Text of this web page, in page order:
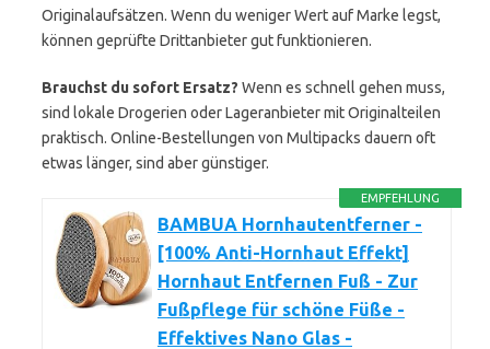
Originalaufsätzen. Wenn du weniger Wert auf Marke legst,
können geprüfte Drittanbieter gut funktionieren.
Brauchst du sofort Ersatz? Wenn es schnell gehen muss,
sind lokale Drogerien oder Lageranbieter mit Originalteilen
praktisch. Online-Bestellungen von Multipacks dauern oft
etwas länger, sind aber günstiger.
EMPFEHLUNG
BAMBUA Hornhautentferner -
[100% Anti-Hornhaut Effekt]
Hornhaut Entfernen Fuß - Zur
Fußpflege für schöne Füße -
Effektives Nano Glas -